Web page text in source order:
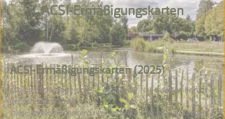
ACSI-Ermäßigungskarten
ACSI-Ermäßigungskarten (2025)
Mit Ihrer ACSI-karte sind Sie auch in der Nebensaison bei uns
herzlich willkommen.
Diese Karten beinhalten unter anderem folgende Leistungen